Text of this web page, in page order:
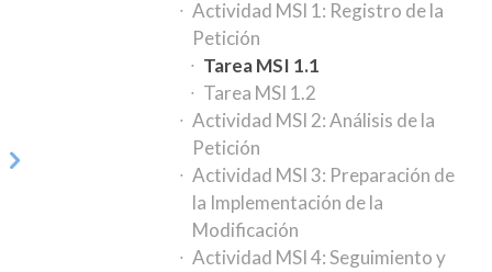
Actividad MSI 1: Registro de la
Petición
Tarea MSI 1.1
Tarea MSI 1.2
Actividad MSI 2: Análisis de la
Petición
Actividad MSI 3: Preparación de
la Implementación de la
Modificación
Actividad MSI 4: Seguimiento y